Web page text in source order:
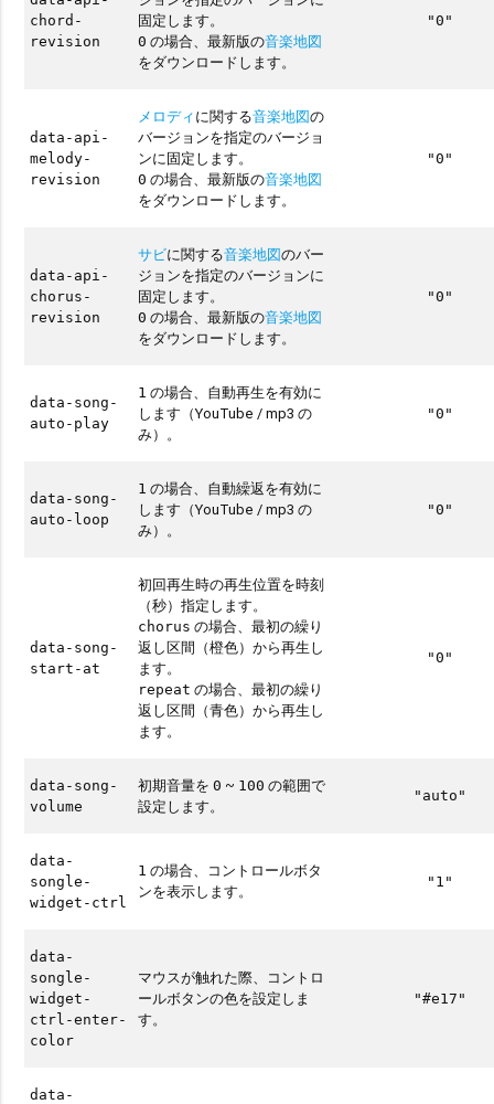
chord-
revision
固定します。
0 の場合、最新版の音楽地図
をダウンロードします。
"0"
data-api-
melody-
revision
メロディに関する音楽地図の
バージョンを指定のバージョ
ンに固定します。
0 の場合、最新版の音楽地図
をダウンロードします。
"0"
data-api-
chorus-
revision
サビに関する音楽地図のバー
ジョンを指定のバージョンに
固定します。
0 の場合、最新版の音楽地図
をダウンロードします。
"0"
data-song-
auto-play
1 の場合、自動再生を有効に
します（YouTube / mp3 の
み）。
"0"
data-song-
auto-loop
1 の場合、自動繰返を有効に
します（YouTube / mp3 の
み）。
"0"
data-song-
start-at
初回再生時の再生位置を時刻
（秒）指定します。
chorus の場合、最初の繰り
返し区間（橙色）から再生し
ます。
repeat の場合、最初の繰り
返し区間（青色）から再生し
ます。
"0"
data-song-
volume
初期音量を0 ~ 100 の範囲で
設定します。
"auto"
data-
songle-
widget-ctrl
1 の場合、コントロールボタ
ンを表示します。
"1"
data-
songle-
widget-
ctrl-enter-
color
マウスが触れた際、コントロ
ールボタンの色を設定しま
す。
"#e17"
data-